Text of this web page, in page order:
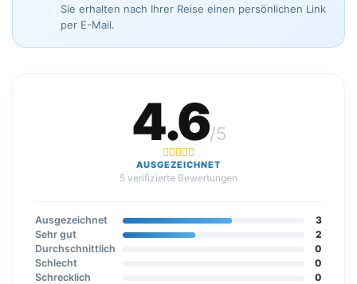
Sie erhalten nach Ihrer Reise einen persönlichen Link
per E-Mail.
4.6/5
AUSGEZEICHNET
5 verifizierte Bewertungen
Ausgezeichnet
3
Sehr gut
2
Durchschnittlich
0
Schlecht
0
Schrecklich
0